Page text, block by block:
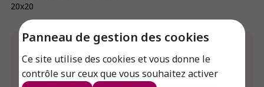
Panneau de gestion des cookies
Ce site utilise des cookies et vous donne le
contrôle sur ceux que vous souhaitez activer
20x20
Connexion